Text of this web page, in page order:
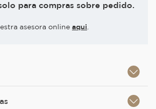
para compras sobre pedido.
asesora online aqui